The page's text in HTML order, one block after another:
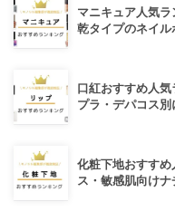
マニキュア人気
乾タイプのネイル
口紅おすすめ人
プラ・デパコス別
化粧下地おすす
ス・敏感肌向けナ